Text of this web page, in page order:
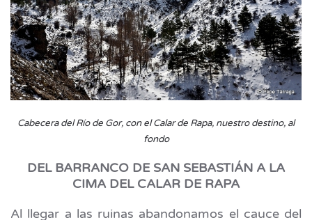
Cabecera del Río de Gor, con el Calar de Rapa, nuestro destino, al
fondo
DEL BARRANCO DE SAN SEBASTIÁN A LA
CIMA DEL CALAR DE RAPA
Al llegar a las ruinas abandonamos el cauce del